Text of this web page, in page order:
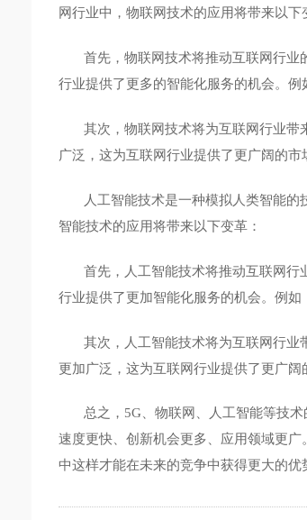
网行业中，物联网技术的应用将带来以下
首先，物联网技术将推动互联网行业
行业提供了更多的智能化服务的机会。
其次，物联网技术将为互联网行业带
广泛，这为互联网行业提供了更广阔的市
人工智能技术是一种模拟人类智能
智能技术的应用将带来以下变革：
首先，人工智能技术将推动互联网行
行业提供了更加智能化服务的机会。例如
其次，人工智能技术将为互联网行
更加广泛，这为互联网行业提供了更广阔
总之， 5G、物联网、人工智能等技
速度更快、创新机会更多、应用领域更
中这样才能在未来的竞争中获得更大的优